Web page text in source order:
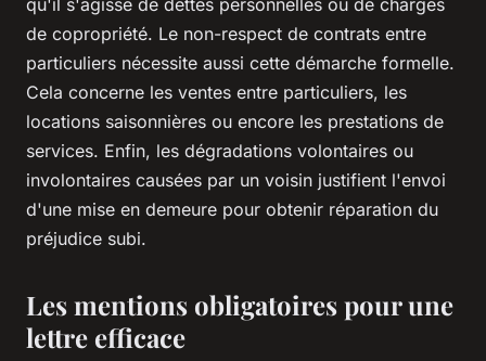
de copropriété. Le non-respect de contrats entre
particuliers nécessite aussi cette démarche formelle.
Cela concerne les ventes entre particuliers, les
locations saisonnières ou encore les prestations de
services. Enfin, les dégradations volontaires ou
involontaires causées par un voisin justifient l'envoi
d'une mise en demeure pour obtenir réparation du
préjudice subi.
Les mentions obligatoires pour une
lettre efficace